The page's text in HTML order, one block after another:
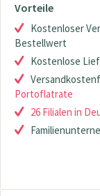
Vorteile
Kostenloser
Bestellwert
Kostenlose
Portoflatrate
26 Filialen in